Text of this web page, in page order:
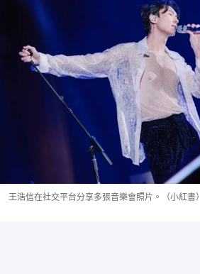
王浩信在社交平台分享多張音樂會照片。（小紅書）